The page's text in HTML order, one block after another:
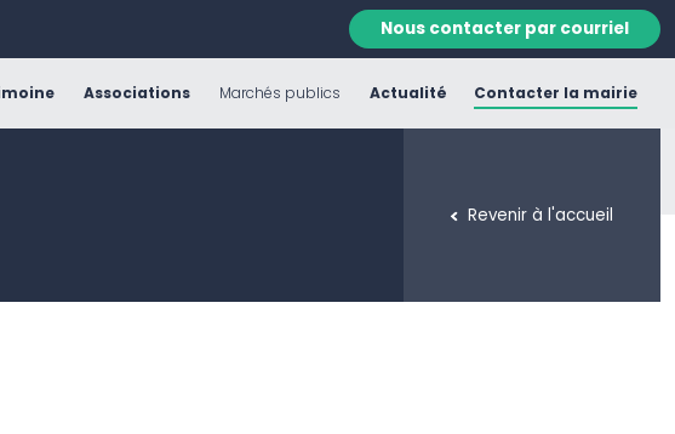
Nous contacter par courriel
Associations Marchés publics Actualité Contacter la mairie
Revenir à l'accueil